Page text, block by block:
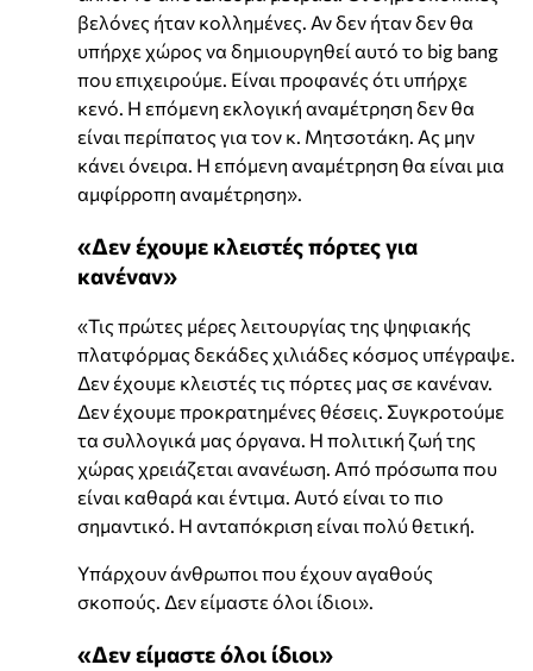
βελόνες ήταν κολλημένες. Αν δεν ήταν δεν θα
υπήρχε χώρος να δημιουργηθεί αυτό το big bang
που επιχειρούμε. Είναι προφανές ότι υπήρχε
κενό. Η επόμενη εκλογική αναμέτρηση δεν θα
είναι περίπατος για τον κ. Μητσοτάκη. Ας μην
κάνει όνειρα. Η επόμενη αναμέτρηση θα είναι μια
αμφίρροπη αναμέτρηση».
«Δεν έχουμε κλειστές πόρτες για
κανέναν»
«Τις πρώτες μέρες λειτουργίας της ψηφιακής
πλατφόρμας δεκάδες χιλιάδες κόσμος υπέγραψε.
Δεν έχουμε κλειστές τις πόρτες μας σε κανέναν.
Δεν έχουμε προκρατημένες θέσεις. Συγκροτούμε
τα συλλογικά μας όργανα. Η πολιτική ζωή της
χώρας χρειάζεται ανανέωση. Από πρόσωπα που
είναι καθαρά και έντιμα. Αυτό είναι το πιο
σημαντικό. Η ανταπόκριση είναι πολύ θετική.
Υπάρχουν άνθρωποι που έχουν αγαθούς
σκοπούς. Δεν είμαστε όλοι ίδιοι».
«Δεν είμαστε όλοι ίδιοι»